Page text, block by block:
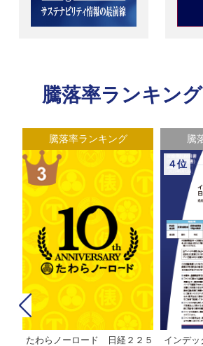
騰落率ランキング
騰落率ランキング
たわらノーロード 日経２２５
騰
４位
インデッ